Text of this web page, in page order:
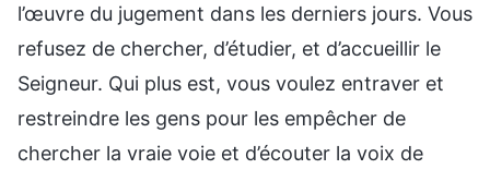
l’œuvre du jugement dans les derniers jours. Vous
refusez de chercher, d’étudier, et d’accueillir le
Seigneur. Qui plus est, vous voulez entraver et
restreindre les gens pour les empêcher de
chercher la vraie voie et d’écouter la voix de